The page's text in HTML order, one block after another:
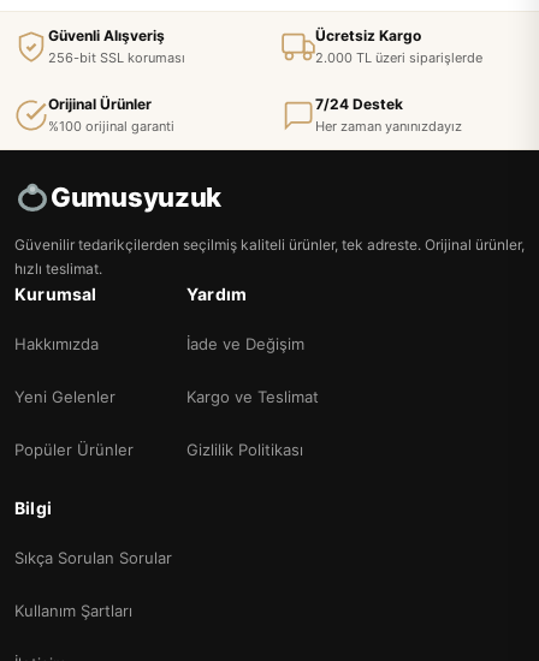
Güvenli Alışveriş
256-bit SSL koruması
Ücretsiz Kargo
2.000 TL üzeri siparişlerde
Orijinal Ürünler
%100 orijinal garanti
7/24 Destek
Her zaman yanınızdayız
Gumusyuzuk
Güvenilir tedarikçilerden seçilmiş kaliteli ürünler, tek adreste. Orijinal ürünler,
hızlı teslimat.
Kurumsal
Hakkımızda
Yeni Gelenler
Popüler Ürünler
Yardım
İade ve Değişim
Kargo ve Teslimat
Gizlilik Politikası
Bilgi
Sıkça Sorulan Sorular
Kullanım Şartları